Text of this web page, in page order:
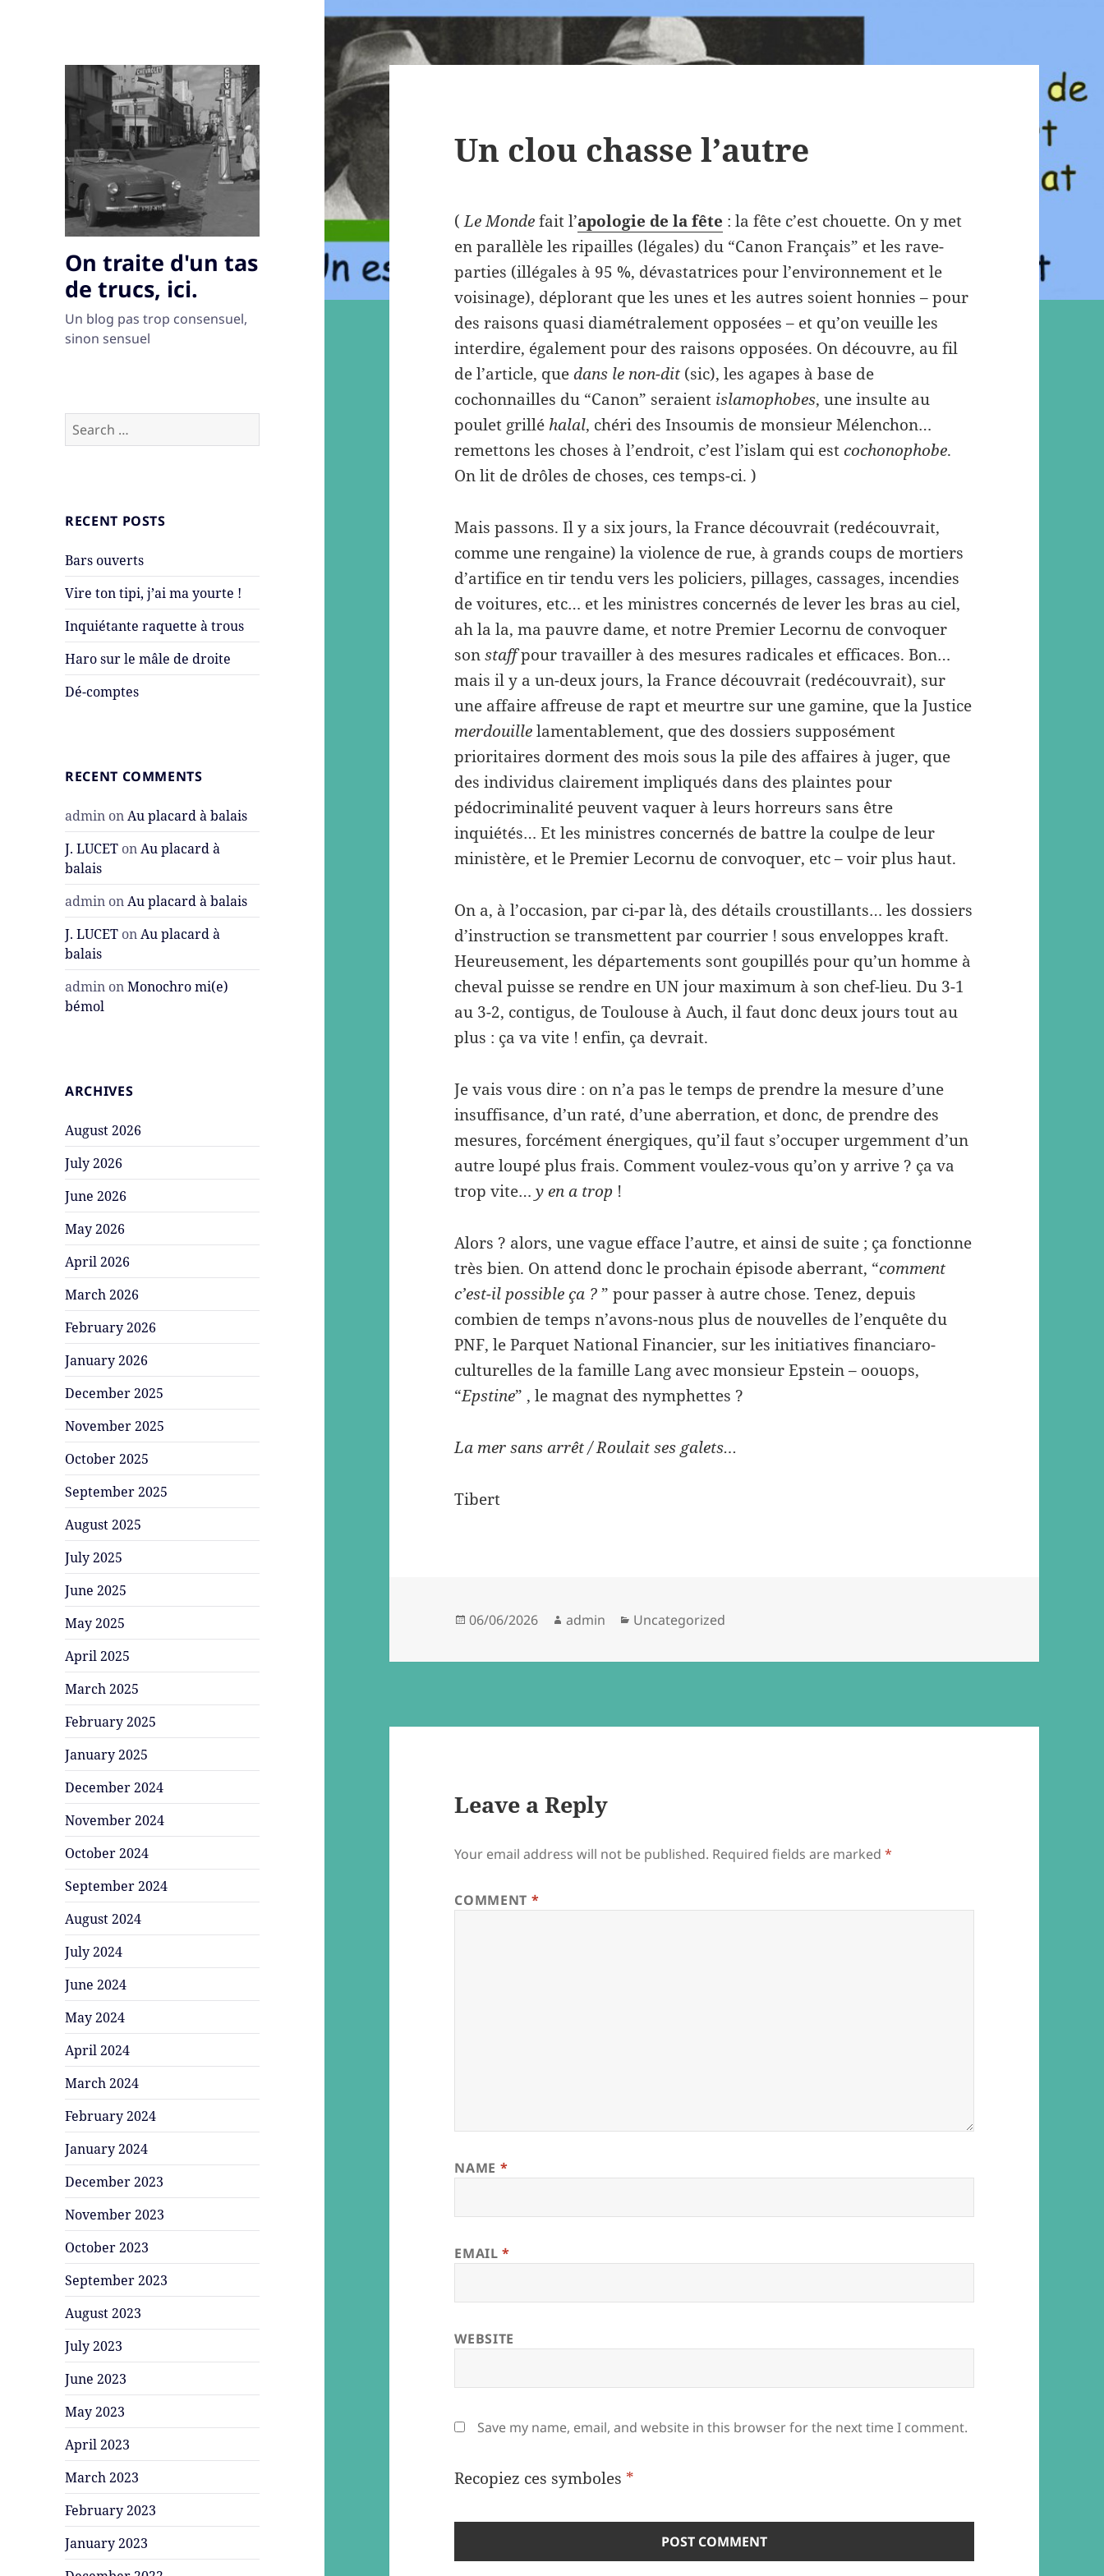
On traite d'un tas
de trucs, ici.
Un blog pas trop consensuel,
sinon sensuel
Search
for:
RECENT POSTS
Bars ouverts
Vire ton tipi, j’ai ma yourte !
Inquiétante raquette à trous
Haro sur le mâle de droite
Dé-comptes
RECENT COMMENTS
admin onAu placard à balais
J. LUCET onAu placard à
balais
admin onAu placard à balais
J. LUCET onAu placard à
balais
admin onMonochro mi(e)
bémol
ARCHIVES
August 2026
July 2026
June 2026
May 2026
April 2026
March 2026
February 2026
January 2026
December 2025
November 2025
October 2025
September 2025
August 2025
July 2025
June 2025
May 2025
April 2025
March 2025
February 2025
January 2025
December 2024
November 2024
October 2024
September 2024
August 2024
July 2024
June 2024
May 2024
April 2024
March 2024
February 2024
January 2024
December 2023
November 2023
October 2023
September 2023
August 2023
July 2023
June 2023
May 2023
April 2023
March 2023
February 2023
January 2023
Un clou chasse l’autre
(Le Mondefait l’apologie de la fête : la fête c’est chouette. On y met
en parallèle les ripailles (légales) du “Canon Français” et les rave-
parties (illégales à 95 %, dévastatrices pour l’environnement et le
voisinage), déplorant que les unes et les autres soient honnies – pour
des raisons quasi diamétralement opposées – et qu’on veuille les
interdire, également pour des raisons opposées. On découvre, au fil
de l’article, quedans le non-dit (sic), les agapes à base de
cochonnailles du “Canon” seraient islamophobes, une insulte au
poulet grillé halal, chéri des Insoumis de monsieur Mélenchon…
remettons les choses à l’endroit, c’est l’islam qui estcochonophobe.
On lit de drôles de choses, ces temps-ci. )
Mais passons. Il y a six jours, la France découvrait (redécouvrait,
comme une rengaine) la violence de rue, à grands coups de mortiers
d’artifice en tir tendu vers les policiers, pillages, cassages, incendies
de voitures, etc… et les ministres concernés de lever les bras au ciel,
ah la la, ma pauvre dame, et notre Premier Lecornu de convoquer
sonstaffpour travailler à des mesures radicales et efficaces. Bon…
mais il y a un-deux jours, la France découvrait (redécouvrait), sur
une affaire affreuse de rapt et meurtre sur une gamine, que la Justice
merdouillelamentablement, que des dossiers supposément
prioritaires dorment des mois sous la pile des affaires à juger, que
des individus clairement impliqués dans des plaintes pour
pédocriminalité peuvent vaquer à leurs horreurs sans être
inquiétés… Et les ministres concernés de battre la coulpe de leur
ministère, et le Premier Lecornu de convoquer, etc – voir plus haut.
On a, à l’occasion, par ci-par là, des détails croustillants… les dossiers
d’instruction se transmettent par courrier ! sous enveloppes kraft.
Heureusement, les départements sont goupillés pour qu’un homme à
cheval puisse se rendre en UN jour maximum à son chef-lieu. Du 3-1
au 3-2, contigus, de Toulouse à Auch, il faut donc deux jours tout au
plus : ça va vite ! enfin, ça devrait.
Je vais vous dire : on n’a pas le temps de prendre la mesure d’une
insuffisance, d’un raté, d’une aberration, et donc, de prendre des
mesures, forcément énergiques, qu’il faut s’occuper urgemment d’un
autre loupé plus frais. Comment voulez-vous qu’on y arrive ? ça va
trop vite…y en a trop !
Alors ? alors, une vague efface l’autre, et ainsi de suite ; ça fonctionne
très bien. On attend donc le prochain épisode aberrant, “comment
c’est-il possible ça ?” pour passer à autre chose. Tenez, depuis
combien de temps n’avons-nous plus de nouvelles de l’enquête du
PNF, le Parquet National Financier, sur les initiatives financiaro-
culturelles de la famille Lang avec monsieur Epstein – oouops,
“Epstine” , le magnat des nymphettes ?
La mer sans arrêt / Roulait ses galets…
Tibert
Posted
06/06/2026 Author
admin Categories
Uncategorized
Leave a Reply
Your email address will not be published. Required fields are marked*
COMMENT *
NAME *
EMAIL*
WEBSITE
Save my name, email, and website in this browser for the next time I comment.
Recopiez ces symboles *